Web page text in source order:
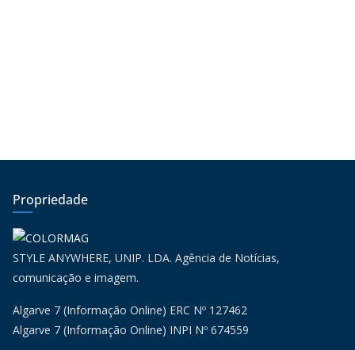
Propriedade
STYLE ANYWHERE, UNIP. LDA. Agência de Notícias,
comunicação e imagem.
Algarve 7 (Informação Online) ERC Nº 127462
Algarve 7 (Informação Online) INPI Nº 674559